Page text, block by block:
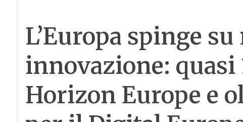
L’Europa spinge su
innovazione:
Horizon Europe e